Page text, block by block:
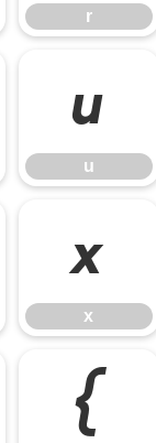
r
u
u
x
x
{